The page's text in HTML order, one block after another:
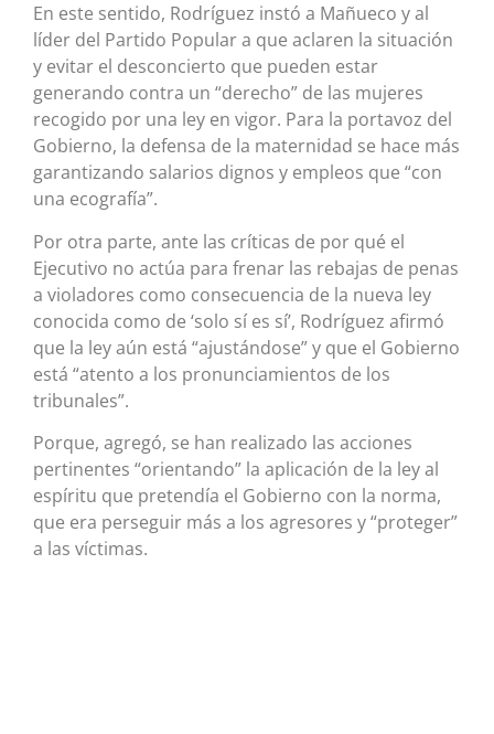
En este sentido, Rodríguez instó a Mañueco y al
líder del Partido Popular a que aclaren la situación
y evitar el desconcierto que pueden estar
generando contra un “derecho” de las mujeres
recogido por una ley en vigor. Para la portavoz del
Gobierno, la defensa de la maternidad se hace más
garantizando salarios dignos y empleos que “con
una ecografía”.
Por otra parte, ante las críticas de por qué el
Ejecutivo no actúa para frenar las rebajas de penas
a violadores como consecuencia de la nueva ley
conocida como de ‘solo sí es sí’, Rodríguez afirmó
que la ley aún está “ajustándose” y que el Gobierno
está “atento a los pronunciamientos de los
tribunales”.
Porque, agregó, se han realizado las acciones
pertinentes “orientando” la aplicación de la ley al
espíritu que pretendía el Gobierno con la norma,
que era perseguir más a los agresores y “proteger”
a las víctimas.